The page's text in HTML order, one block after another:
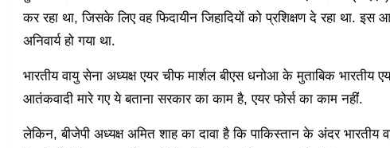
कर रहा था, जिसके लिए वह फिदायीन जिहादियों को प्रशिक्षण दे रहा था.
अनिवार्य हो गया था.
भारतीय वायु सेना अध्यक्ष एयर चीफ मार्शल बीएस धनोआ के मुताबिक
आतंकवादी मारे गए ये बताना सरकार का काम है, एयर फोर्स का काम नहीं.
लेकिन, बीजेपी अध्यक्ष अमित शाह का दावा है कि पाकिस्तान के अंदर